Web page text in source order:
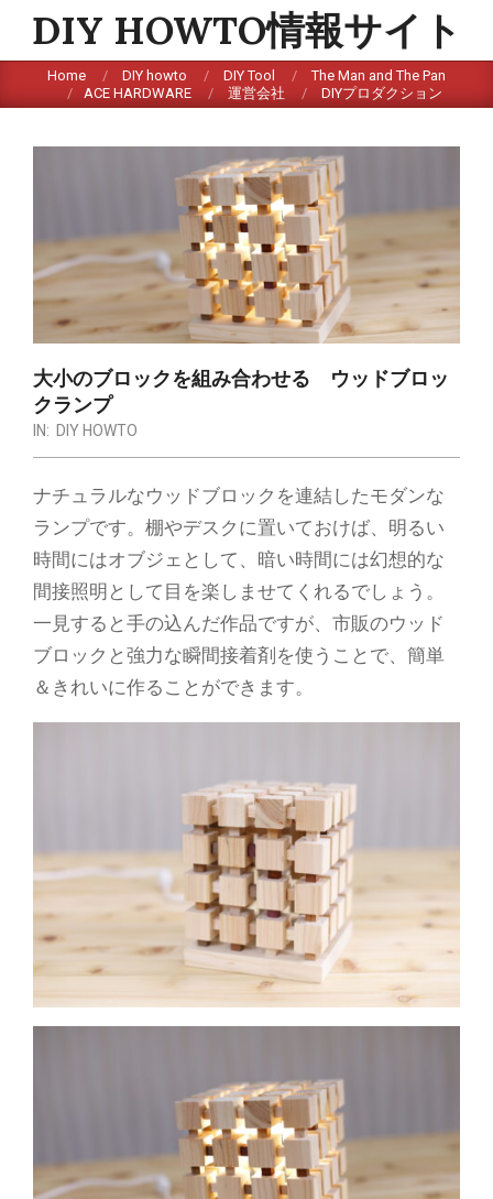
content
DIY HOWTO情報サイト
Home DIY howto DIY Tool
The Man and The Pan
ACE HARDWARE
運営会社 DIYプロダクション
大小のブロックを組み合わせる ウッドブロッ
クランプ
IN: DIY HOWTO
ナチュラルなウッドブロックを連結したモダンな
ランプです。棚やデスクに置いておけば、明るい
時間にはオブジェとして、暗い時間には幻想的な
間接照明として目を楽しませてくれるでしょう。
一見すると手の込んだ作品ですが、市販のウッド
ブロックと強力な瞬間接着剤を使うことで、簡単
＆きれいに作ることができます。